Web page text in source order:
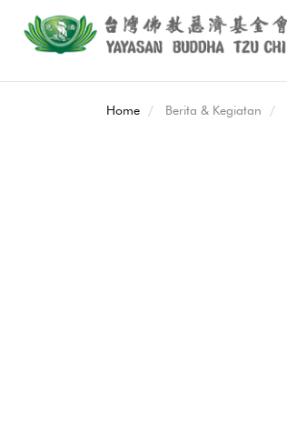
Home Berita & Kegiatan